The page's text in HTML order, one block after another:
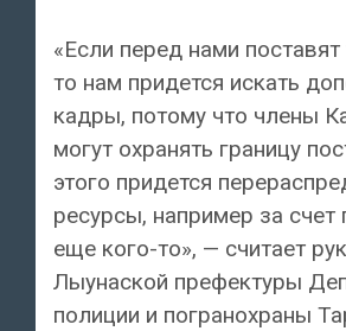
«Если перед нами
то нам придется искать
кадры, потому что члены
могут охранять границу
этого придется
ресурсы, например за счет
еще кого-то», — считает
Лыунаской префектуры
полиции и погранохраны